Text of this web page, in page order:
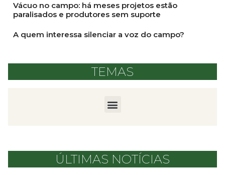
Vácuo no campo: há meses projetos estão
paralisados e produtores sem suporte
A quem interessa silenciar a voz do campo?
TEMAS
ÚLTIMAS NOTÍCIAS